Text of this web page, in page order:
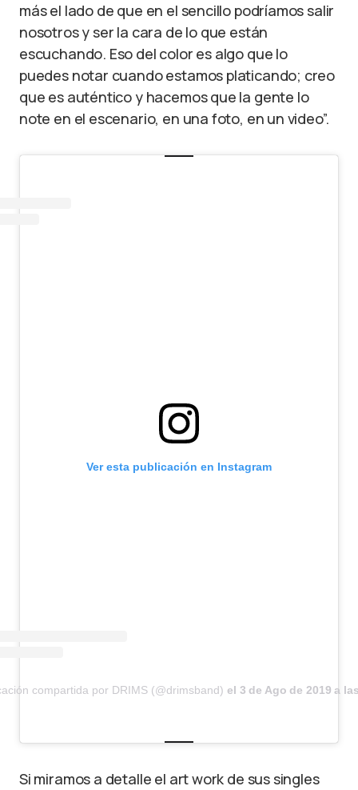
más el lado de que en el sencillo podríamos salir
nosotros y ser la cara de lo que están
escuchando. Eso del color es algo que lo
puedes notar cuando estamos platicando; creo
que es auténtico y hacemos que la gente lo
note en el escenario, en una foto, en un video”.
Ver esta publicación en Instagram
compartida por DRIMS (@drimsband) el 3 de Ago de 2019 a
Si miramos a detalle el art work de sus singles